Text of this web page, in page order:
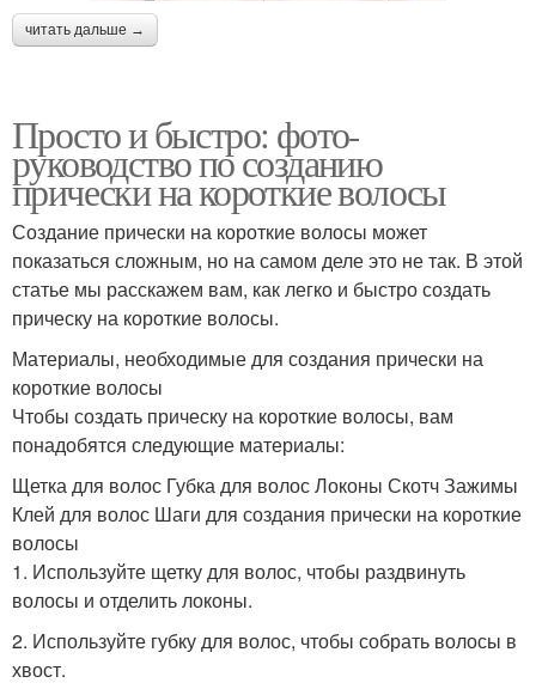
читать дальше →
Просто и быстро: фото-
руководство по созданию
прически на короткие волосы
Создание прически на короткие волосы может
показаться сложным, но на самом деле это не так. В этой
статье мы расскажем вам, как легко и быстро создать
прическу на короткие волосы.
Материалы, необходимые для создания прически на
короткие волосы
Чтобы создать прическу на короткие волосы, вам
понадобятся следующие материалы:
Щетка для волос Губка для волос Локоны Скотч Зажимы
Клей для волос Шаги для создания прически на короткие
волосы
1. Используйте щетку для волос, чтобы раздвинуть
волосы и отделить локоны.
2. Используйте губку для волос, чтобы собрать волосы в
хвост.